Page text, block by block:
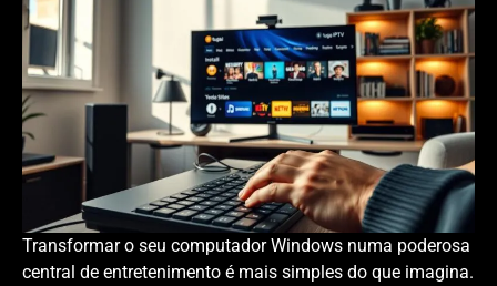
Transformar o seu computador Windows numa poderosa
central de entretenimento é mais simples do que imagina.